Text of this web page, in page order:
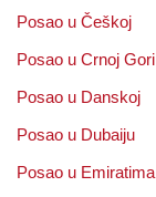
Posao u Češkoj
Posao u Crnoj Gori
Posao u Danskoj
Posao u Dubaiju
Posao u Emiratima